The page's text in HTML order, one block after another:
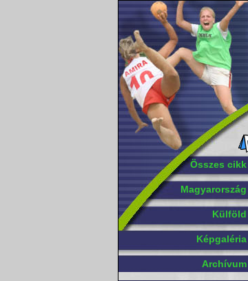
Összes cikk
Magyarország
Külföld
Képgaléria
Archívum